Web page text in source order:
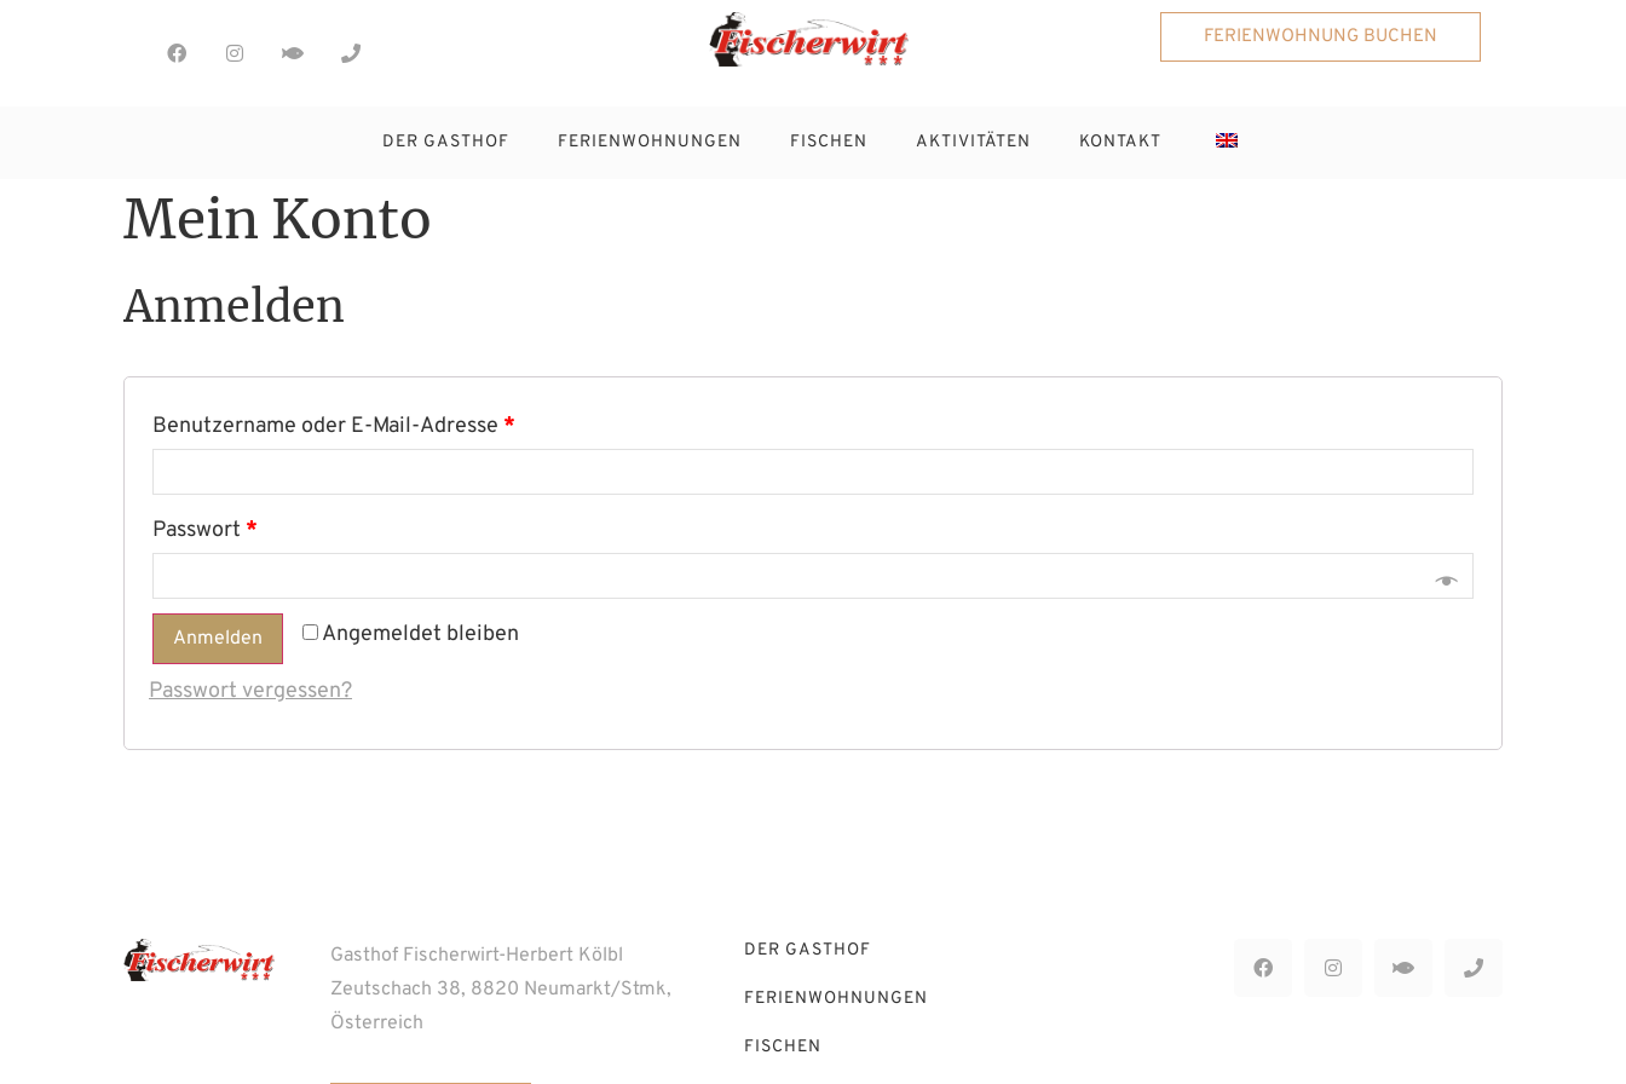
FERIENWOHNUNG BUCHEN
DER GASTHOF FERIENWOHNUNGEN FISCHEN AKTIVITÄTEN KONTAKT
Mein Konto
Anmelden
Benutzername oder E-Mail-Adresse *
Passwort *
Alternative: Angemeldet bleiben
Anmelden
Passwort vergessen?
Gasthof Fischerwirt-Herbert Kölbl
Zeutschach 38, 8820 Neumarkt/Stmk,
Österreich
DER GASTHOF
FERIENWOHNUNGEN
FISCHEN